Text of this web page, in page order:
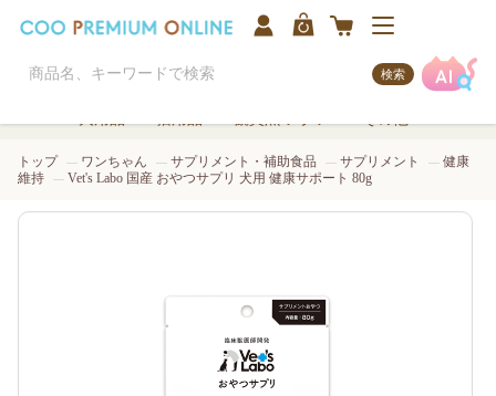
検索
トップ ワンちゃん サプリメント・補助食品 サプリメント
健康
維持
Vet's Labo 国産 おやつサプリ 犬用 健康サポート 80g